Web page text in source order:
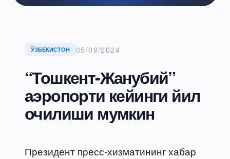
ЎЗБЕКИСТОН 05/09/2024
“Тошкент-Жанубий”
аэропорти кейинги йил
очилиши мумкин
Президент пресс-хизматининг хабар